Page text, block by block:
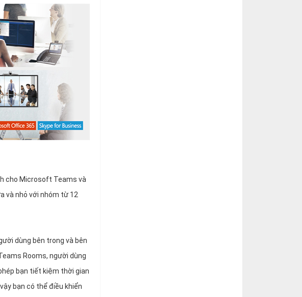
cho Microsoft Teams và
và nhỏ với nhóm từ 12
dùng bên trong và bên
Rooms, người dùng
bạn tiết kiệm thời gian
bạn có thể điều khiển